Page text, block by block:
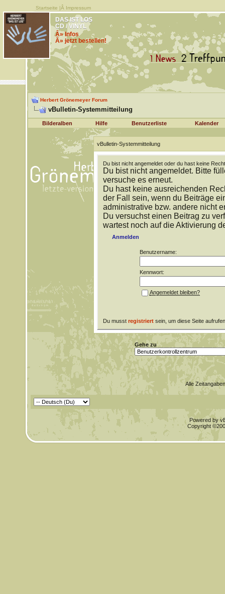
Startseite |Â Impressum
DAS IST LOS
CD / VINYL
Â» Infos
Â» jetzt bestellen!
Herbert Grönemeyer Forum
vBulletin-Systemmitteilung
Bilderalben Hilfe Benutzerliste Kalender
vBulletin-Systemmitteilung
Du bist nicht angemeldet oder du hast keine
Du bist nicht angemeldet. Bitte
versuche es erneut.
Du hast keine ausreichenden
der Fall sein, wenn du Beiträge
administrative bzw. andere nicht
Du versuchst einen Beitrag zu
wartest noch auf die Aktivierung
Anmelden
Benutzername:
Kennwort:
Angemeldet bleiben?
Du musst registriertsein, um diese Seite
Gehe zu
Alle
Powered by
Copyright